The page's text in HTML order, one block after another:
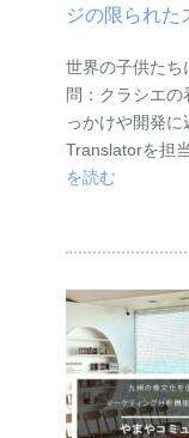
ジの限られ
世界の子供た
問：クラシエ
っかけや開発
Translatorを担
を読む